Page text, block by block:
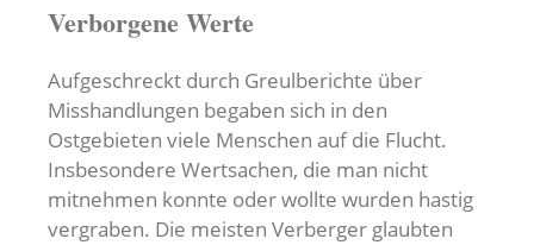
Verborgene Werte
Aufgeschreckt durch Greulberichte über
Misshandlungen begaben sich in den
Ostgebieten viele Menschen auf die Flucht.
Insbesondere Wertsachen, die man nicht
mitnehmen konnte oder wollte wurden hastig
vergraben. Die meisten Verberger glaubten